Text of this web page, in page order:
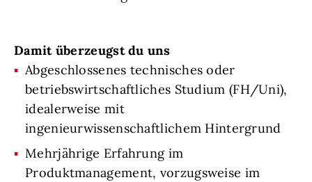
Damit überzeugst du uns
Abgeschlossenes technisches oder
betriebswirtschaftliches Studium (FH/Uni),
idealerweise mit
ingenieurwissenschaftlichem Hintergrund
Mehrjährige Erfahrung im
Produktmanagement, vorzugsweise im